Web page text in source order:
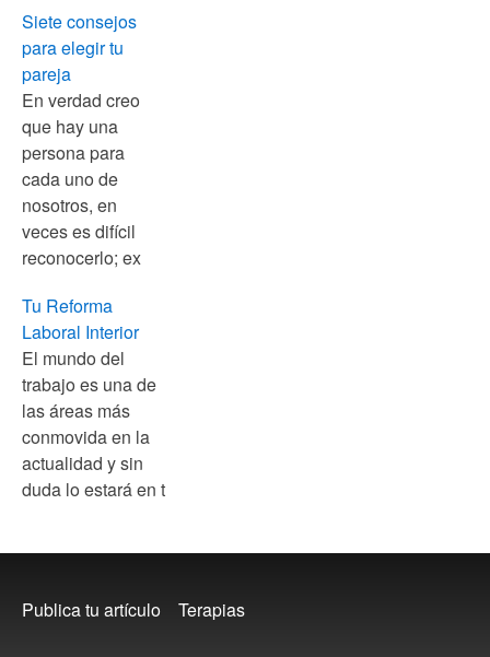
Siete consejos
para elegir tu
pareja
En verdad creo
que hay una
persona para
cada uno de
nosotros, en
veces es difícil
reconocerlo; ex
Tu Reforma
Laboral Interior
El mundo del
trabajo es una de
las áreas más
conmovida en la
actualidad y sin
duda lo estará en t
menu
Publica tu artículo Terapias